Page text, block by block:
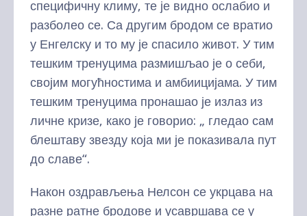
специфичну климу, те је видно ослабио и
разболео се. Са другим бродом се вратио
у Енгелску и то му је спасило живот. У тим
тешким тренуцима размишљао је о себи,
својим могућностима и амбиицијама. У тим
тешким тренуцима пронашао је излаз из
личне кризе, како је говорио: „ гледао сам
блештаву звезду која ми је показивала пут
до славе“.
Након оздрављења Нелсон се укрцава на
разне ратне бродове и усавршава се у